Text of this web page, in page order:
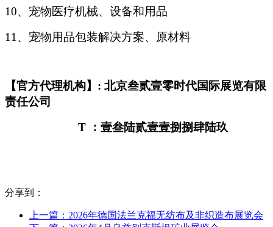
10、宠物医疗机械、设备和用品
11、宠物用品包装解决方案、原材料
【官方代理机构】: 北京叁贰壹零时代国际展览有限
责任公司
T
：壹叁陆贰壹壹捌捌肆陆玖
分享到：
上一篇：2026年德国法兰克福无纺布及非织造布展览会